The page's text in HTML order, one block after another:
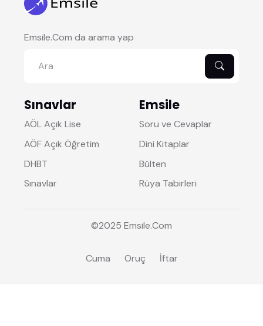
Emsile.Com da arama yap
Sınavlar
AÖL Açık Lise
AÖF Açık Öğretim
DHBT
Sınavlar
Emsile
Soru ve Cevaplar
Dini Kitaplar
Bülten
Rüya Tabirleri
©2025 Emsile.Com
Cuma Oruç İftar